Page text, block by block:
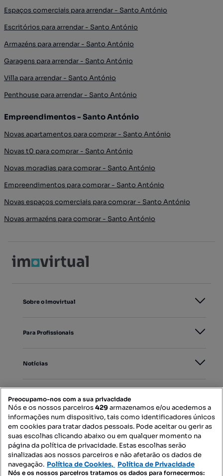
Espaços comerciais para arrendar - Santo António
Escritórios para arrendar - Santo António
Armazéns para arrendar - Santo António
Garagens para arrendar - Santo António
Villa para arrendar - Santo António
Penthouse para arrendar - Santo António
Empreendimentos - Santo António
Novas apartamentos para comprar - Santo António
Novas t0 para comprar - Santo António
Novas moradias para comprar - Santo António
Empreendimentos para comprar - Santo António
Novas espaços comerciais para comprar - Santo António
Novas armazéns para comprar - Santo António
Sobre o Imovirtual
Para Profissionais
Notícias
Mapa do Site
Contacte-nos
Preocupamo-nos com a sua privacidade
Nós e os nossos parceiros429armazenamos e/ou acedemos a
informações num dispositivo, tais como identificadores únicos
em cookies para tratar dados pessoais. Pode aceitar ou gerir as
suas escolhas clicando abaixo ou em qualquer momento na
página da política de privacidade. Estas escolhas serão
sinalizadas aos nossos parceiros e não afetarão os dados de
navegação. Política de Cookies, Política de Privacidade
Nós e os nossos parceiros tratamos os dados para fornecermos: